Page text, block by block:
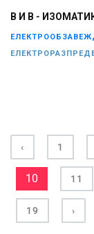
В И В -
‹ 1
10 11
19 ›